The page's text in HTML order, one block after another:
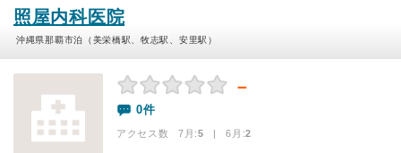
照屋内科医院
沖縄県那覇市泊（美栄橋駅、牧志駅、安里駅）
－
0件
アクセス数 7月:5 | 6月:2